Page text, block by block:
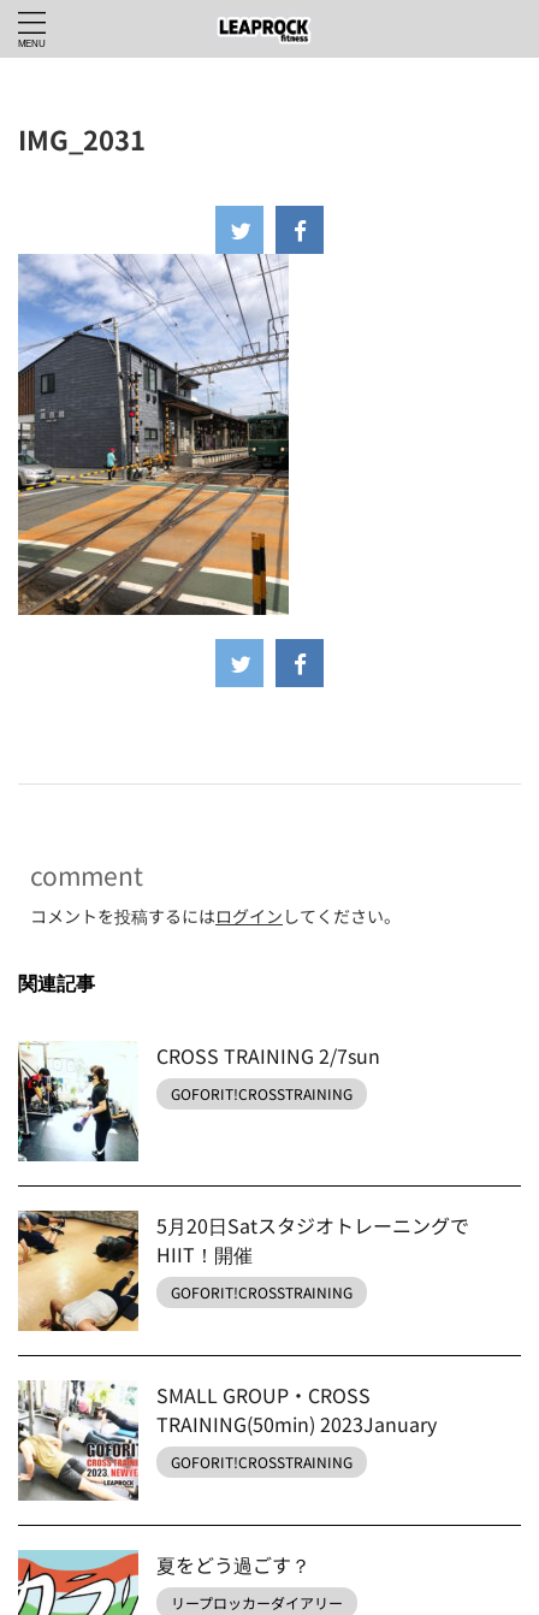
IMG_2031
comment
コメントを投稿するにはログイン してください。
関連記事
CROSS TRAINING 2/7sun
GOFORIT!CROSSTRAINING
5月20日Satスタジオトレーニングで
HIIT！開催
GOFORIT!CROSSTRAINING
SMALL GROUP・CROSS
TRAINING(50min) 2023January
GOFORIT!CROSSTRAINING
夏をどう過ごす？
リープロッカーダイアリー